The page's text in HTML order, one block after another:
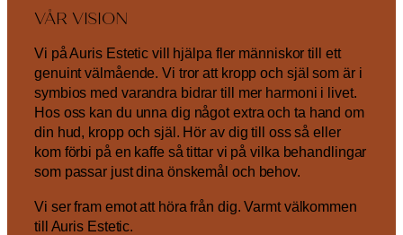
VÅR VISION
Vi på Auris Estetic vill hjälpa fler människor till ett
genuint välmående. Vi tror att kropp och själ som är i
symbios med varandra bidrar till mer harmoni i livet.
Hos oss kan du unna dig något extra och ta hand om
din hud, kropp och själ. Hör av dig till oss så eller
kom förbi på en kaffe så tittar vi på vilka behandlingar
som passar just dina önskemål och behov.
Vi ser fram emot att höra från dig. Varmt välkommen
till Auris Estetic.